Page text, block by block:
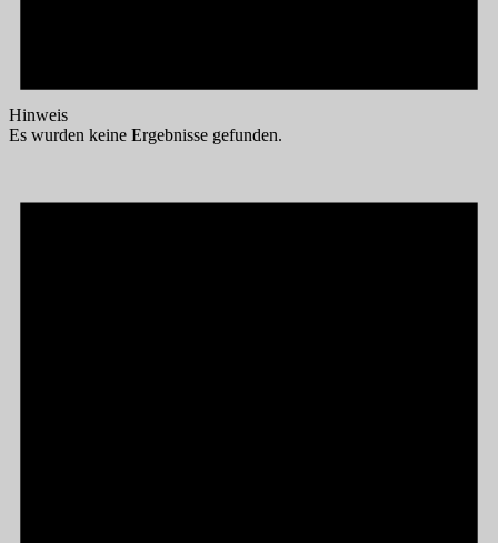
Hinweis
Es wurden keine Ergebnisse gefunden.